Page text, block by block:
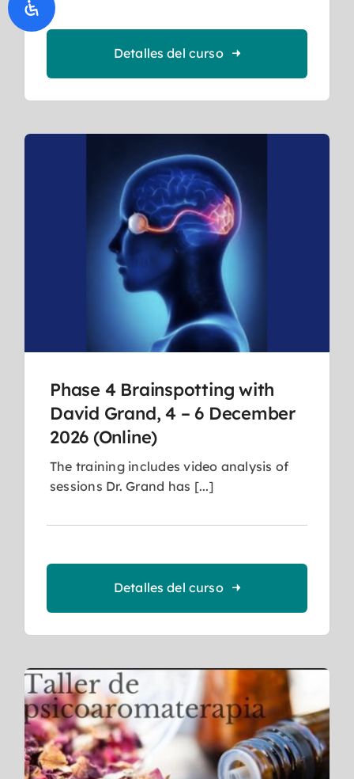
Detalles del curso
Phase 4 Brainspotting with
David Grand, 4 – 6 December
2026 (Online)
The training includes video analysis of
sessions Dr. Grand has [...]
Detalles del curso